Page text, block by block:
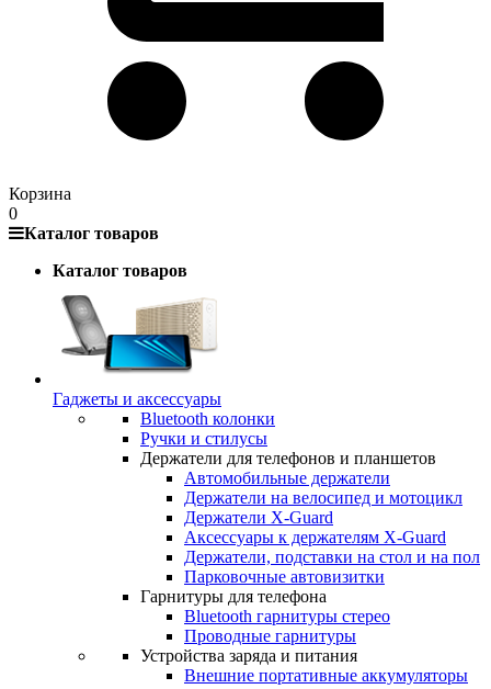
Корзина
0
Каталог товаров
Каталог товаров
Гаджеты и аксессуары
Bluetooth колонки
Ручки и стилусы
Держатели для телефонов и планшетов
Автомобильные держатели
Держатели на велосипед и мотоцикл
Держатели X-Guard
Аксессуары к держателям X-Guard
Держатели, подставки на стол и на пол
Парковочные автовизитки
Гарнитуры для телефона
Bluetooth гарнитуры стерео
Проводные гарнитуры
Устройства заряда и питания
Внешние портативные аккумуляторы